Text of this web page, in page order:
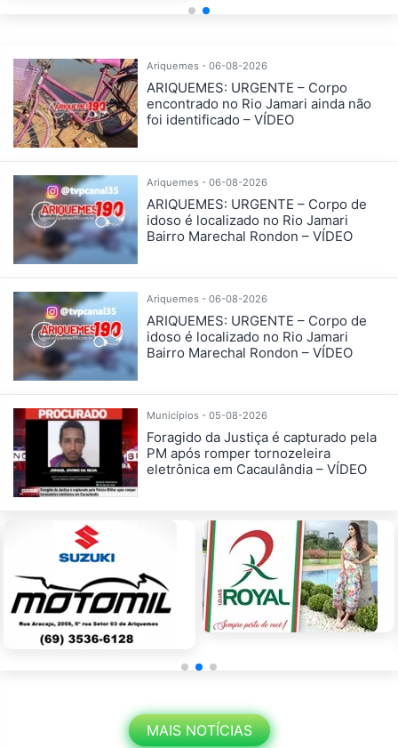
Ariquemes - 06-08-2026
ARIQUEMES: URGENTE – Corpo
encontrado no Rio Jamari ainda não
foi identificado – VÍDEO
Ariquemes - 06-08-2026
ARIQUEMES: URGENTE – Corpo de
idoso é localizado no Rio Jamari
Bairro Marechal Rondon – VÍDEO
Ariquemes - 06-08-2026
ARIQUEMES: URGENTE – Corpo de
idoso é localizado no Rio Jamari
Bairro Marechal Rondon – VÍDEO
Municípios - 05-08-2026
Foragido da Justiça é capturado pela
PM após romper tornozeleira
eletrônica em Cacaulândia – VÍDEO
MAIS NOTÍCIAS